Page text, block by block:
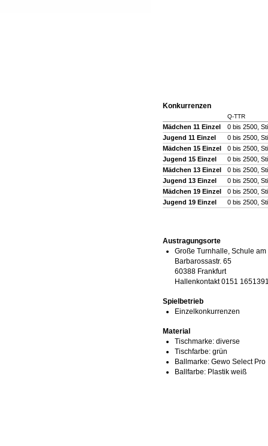
Konkurrenzen
Q-TTR
Mädchen 11 Einzel
0 bis 2500,
Jugend 11 Einzel
0 bis 2500,
Mädchen 15 Einzel
0 bis 2500,
Jugend 15 Einzel
0 bis 2500,
Mädchen 13 Einzel
0 bis 2500,
Jugend 13 Einzel
0 bis 2500,
Mädchen 19 Einzel
0 bis 2500,
Jugend 19 Einzel
0 bis 2500,
Austragungsorte
Große Turnhalle, Schule am
Barbarossastr. 65
60388 Frankfurt
Hallenkontakt 0151
Spielbetrieb
Einzelkonkurrenzen
Material
Tischmarke: diverse
Tischfarbe: grün
Ballmarke: Gewo Select Pro
Ballfarbe: Plastik weiß